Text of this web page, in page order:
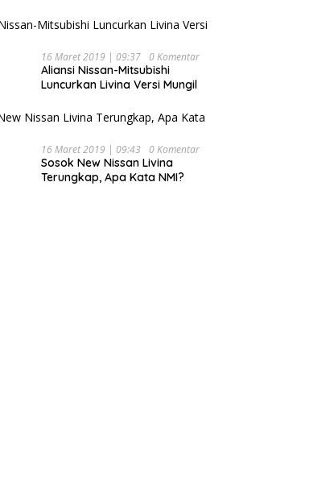
16 Maret 2019 | 09:37 0 Komentar
Aliansi Nissan-Mitsubishi
Luncurkan Livina Versi Mungil
16 Maret 2019 | 09:43 0 Komentar
Sosok New Nissan Livina
Terungkap, Apa Kata NMI?